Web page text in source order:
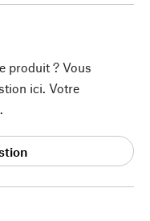
produit ? Vous
ici. Votre